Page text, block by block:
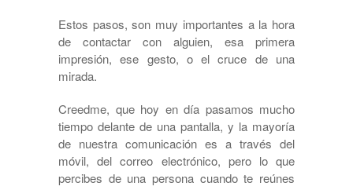
Estos pasos, son muy importantes a la hora
de contactar con alguien, esa primera
impresión, ese gesto, o el cruce de una
mirada.
Creedme, que hoy en día pasamos mucho
tiempo delante de una pantalla, y la mayoría
de nuestra comunicación es a través del
móvil, del correo electrónico, pero lo que
percibes de una persona cuando te reúnes